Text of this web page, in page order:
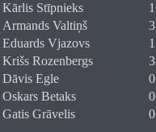
Kārlis Stīpnieks
Armands Valtiņš
Eduards Vjazovs
Krišs Rozenbergs
Dāvis Egle
Oskars Betaks
Gatis Grāvelis